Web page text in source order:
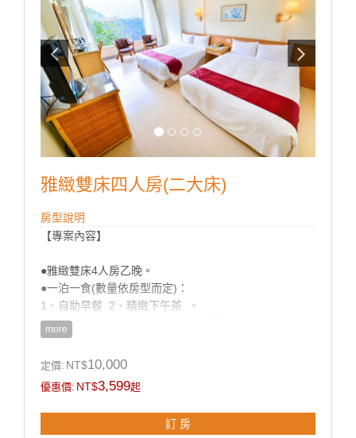
注意事項：1.以上價格含服務費及營業稅，僅限個人使
用，恕不接受團體預定。
2.本飯店保留變更行程之權力，行程或內容有異動，依
現場為主。
3.本套裝行程不與飯店優惠折扣或住宿券併用。
4.專案期間：飯店定義之特殊節日不適用。
5.網路訂房時間最晚需於住宿當日提前二日訂購。
6.入住時間每日下午15:00；退房為隔天早上11:00。
7.過年期間不接受網路訂房，請致電預訂049-270-
2789#100、120。
起住宿與湯屋將不再提供一次性備品，入住時請記得攜
帶個人衛生用品，感謝各位貴賓的配合。
帝綸溫泉渡假大飯店感謝您一起加入減塑愛地球的活動
房型設備
雅緻雙床四人房(二大床)
房型說明
【專案內容】
●雅緻雙床4人房乙晚。
●一泊一食(數量依房型而定)：
1、自助早餐 2、精緻下午茶 。
(過年期間115/02/16~115/02/21房價皆含自助式早晚餐)
●水療館及露天湯風呂免費泡湯（請著泳裝及泳帽、VIP
●使用彩虹歡樂廣場（健身房、兒童遊戲區及桌球、撞
球）。
●免費參與夜間活動（養生地瓜湯圓DIY ，視住房當日活
more
定價: NT$10,000
優惠價: NT$3,599起
訂 房